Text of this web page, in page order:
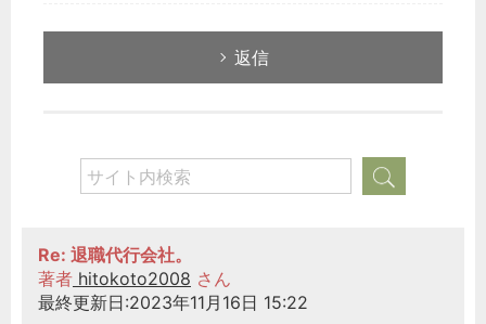
返信
Re: 退職代行会社。
著者 hitokoto2008 さん
最終更新日:2023年11月16日 15:22